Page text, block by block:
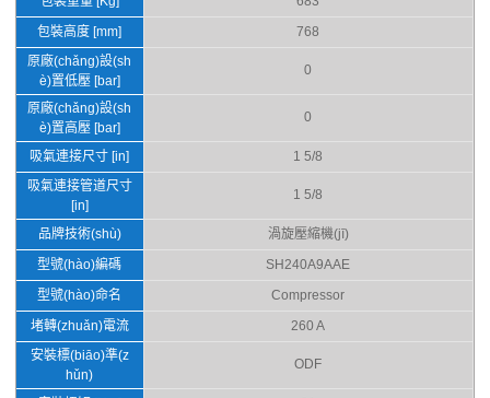
包裝高度 [mm]
768
原廠(chǎng)設(sh
è)置低壓 [bar]
0
原廠(chǎng)設(sh
è)置高壓 [bar]
0
吸氣連接尺寸 [in]
1 5/8
吸氣連接管道尺寸
[in]
1 5/8
品牌技術(shù)
渦旋壓縮機(jī)
型號(hào)編碼
SH240A9AAE
型號(hào)命名
Compressor
堵轉(zhuǎn)電流
260 A
安裝標(biāo)準(z
hǔn)
ODF